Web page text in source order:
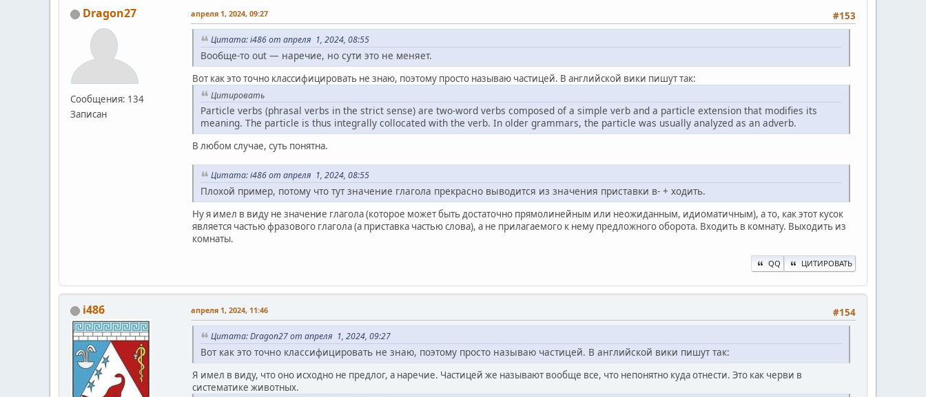
Dragon27
Сообщения: 134
Записан
#153
апреля 1, 2024, 09:27
Цитата: i486 от апреля 1, 2024, 08:55
Вообще-то out — наречие, но сути это не меняет.
Вот как это точно классифицировать не знаю, поэтому просто называю частицей. В английской вики пишут так:
Цитировать
Particle verbs (phrasal verbs in the strict sense) are two-word verbs composed of a simple verb and a particle extension that modifies its
meaning. The particle is thus integrally collocated with the verb. In older grammars, the particle was usually analyzed as an adverb.
В любом случае, суть понятна.
Цитата: i486 от апреля 1, 2024, 08:55
Плохой пример, потому что тут значение глагола прекрасно выводится из значения приставки в- + ходить.
Ну я имел в виду не значение глагола (которое может быть достаточно прямолинейным или неожиданным, идиоматичным), а то, как этот кусок
является частью фразового глагола (а приставка частью слова), а не прилагаемого к нему предложного оборота. Входить в комнату. Выходить из
комнаты.
QQ ЦИТИРОВАТЬ
i486 #154
апреля 1, 2024, 11:46
Цитата: Dragon27 от апреля 1, 2024, 09:27
Вот как это точно классифицировать не знаю, поэтому просто называю частицей. В английской вики пишут так:
Я имел в виду, что оно исходно не предлог, а наречие. Частицей же называют вообще все, что непонятно куда отнести. Это как черви в
систематике животных.